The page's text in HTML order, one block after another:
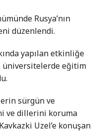
Rusya’nın
düzenlendi.
yapılan etkinliğe
üniversitelerde eğitim
sürgün ve
ve dillerini koruma
Uzel’e konuşan